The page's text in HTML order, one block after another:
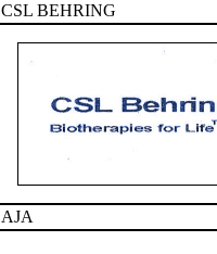
CSL BEHRING
AJA